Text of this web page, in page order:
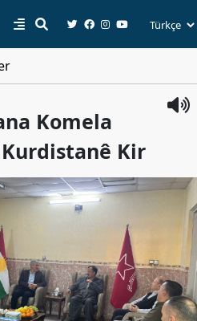
Komela
Kir